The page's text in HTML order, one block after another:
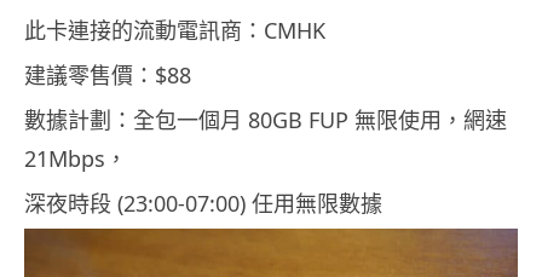
此卡連接的流動電訊商：CMHK
建議零售價：$88
數據計劃：全包一個月 80GB FUP 無限使用，網速
21Mbps，
深夜時段 (23:00-07:00) 任用無限數據